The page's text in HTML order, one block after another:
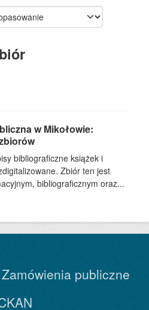
w Mikołowie:
bibliograficzne książek i
Zbiór ten jest
bibliograficznym oraz...
Zamówienia publiczne